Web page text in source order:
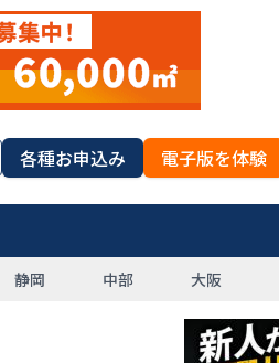
各種お申込み 電子版を体験
静岡 中部 大阪